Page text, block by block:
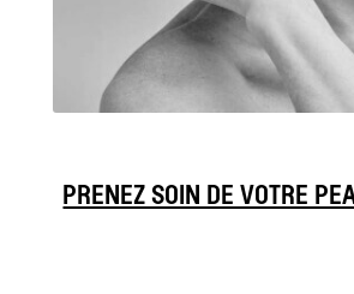
PRENEZ SOIN DE VOTRE